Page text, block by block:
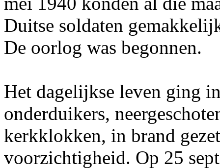
Duitse soldaten
De oorlog was begonnen.
Het dagelijkse leven ging
onderduikers,
kerkklokken, in brand
voorzichtigheid. Op 25